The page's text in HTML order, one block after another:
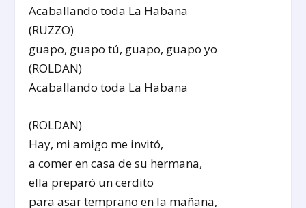
Acaballando toda La Habana
(RUZZO)
guapo, guapo tú, guapo, guapo yo
(ROLDAN)
Acaballando toda La Habana
(ROLDAN)
Hay, mi amigo me invitó,
a comer en casa de su hermana,
ella preparó un cerdito
para asar temprano en la mañana,